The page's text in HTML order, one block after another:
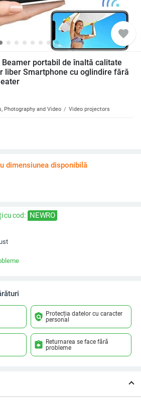
favorite
portabil de înaltă calitate
liber Smartphone cu oglindire fără
Photography and Video Video projectors
dimensiunea disponibilă
cu cod: NEWRO
policy Protecția datelor cu caracter
personal
assignment_return Returnarea se face fără
probleme